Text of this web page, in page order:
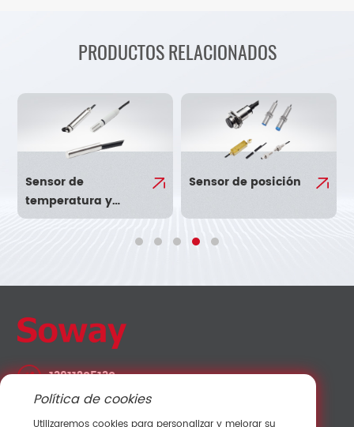
PRODUCTOS RELACIONADOS
Sensor de
temperatura y
humedad
Sensor de posición
13911205130
lvshuo@sowaysensor.com
Política de cookies